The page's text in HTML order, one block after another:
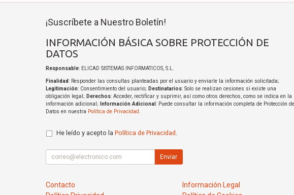
¡Suscríbete a Nuestro Boletín!
INFORMACIÓN BÁSICA SOBRE PROTECCIÓN DE
DATOS
Responsable: ELICAD SISTEMAS INFORMATICOS, S.L.
Finalidad: Responder las consultas planteadas por el usuario y enviarle la información solicitada;
Legitimación: Consentimiento del usuario; Destinatarios: Solo se realizan cesiones si existe una
obligación legal; Derechos: Acceder, rectificar y suprimir, así como otros derechos, como se indica en la
información adicional;
Información Adicional : Puede consultar la información completa de Protección de
Datos en nuestra Política de Privacidad
He leído y acepto la Política de Privacidad .
Enviar
Contacto
Información Legal